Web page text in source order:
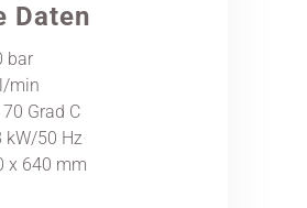
Daten
bar
min
70 Grad C
kW/50 Hz
x 640 mm